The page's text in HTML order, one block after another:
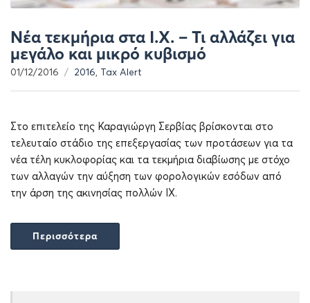
Νέα τεκμήρια στα Ι.Χ. – Τι αλλάζει για
μεγάλο και μικρό κυβισμό
01/12/2016 2016 Tax Alert
Στο επιτελείο της Καραγιώργη Σερβίας βρίσκονται στο
τελευταίο στάδιο της επεξεργασίας των προτάσεων για τα
νέα τέλη κυκλοφορίας και τα τεκμήρια διαβίωσης με στόχο
των αλλαγών την αύξηση των φορολογικών εσόδων από
την άρση της ακινησίας πολλών ΙΧ.
Περισσότερα